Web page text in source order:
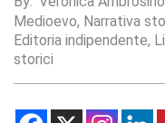
Medioevo, Narrativa
Editoria indipendente,
storici
Statistics
In order for
us to
improve the
functionality